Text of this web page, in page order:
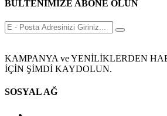
BÜLTENİMİZE ABONE OLUN
KAMPANYA ve YENİLİKLERDEN
İÇİN ŞİMDİ KAYDOLUN.
SOSYAL AĞ